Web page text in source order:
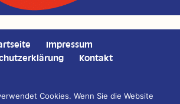
Impressum
Kontakt
Cookies. Wenn Sie die Website